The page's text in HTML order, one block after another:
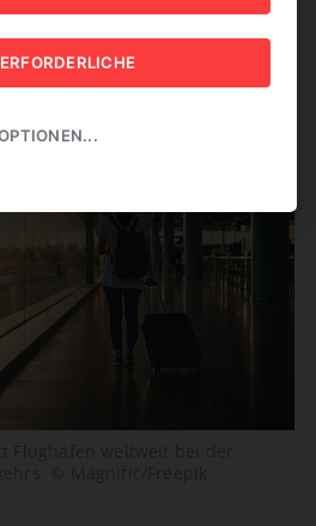
- NB EXPORT 1/2026